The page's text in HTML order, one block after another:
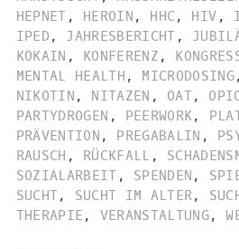
HEPNET , HEROIN , HHC , HIV ,
IPED , JAHRESBERICHT ,
KOKAIN , KONFERENZ ,
MENTAL HEALTH , MICRODOSING,
NIKOTIN , NITAZEN , OAT,
PARTYDROGEN , PEERWORK,
PRÄVENTION , PREGABALIN ,
RAUSCH , RÜCKFALL ,
SOZIALARBEIT , SPENDEN ,
SUCHT, SUCHT IM ALTER,
THERAPIE , VERANSTALTUNG,